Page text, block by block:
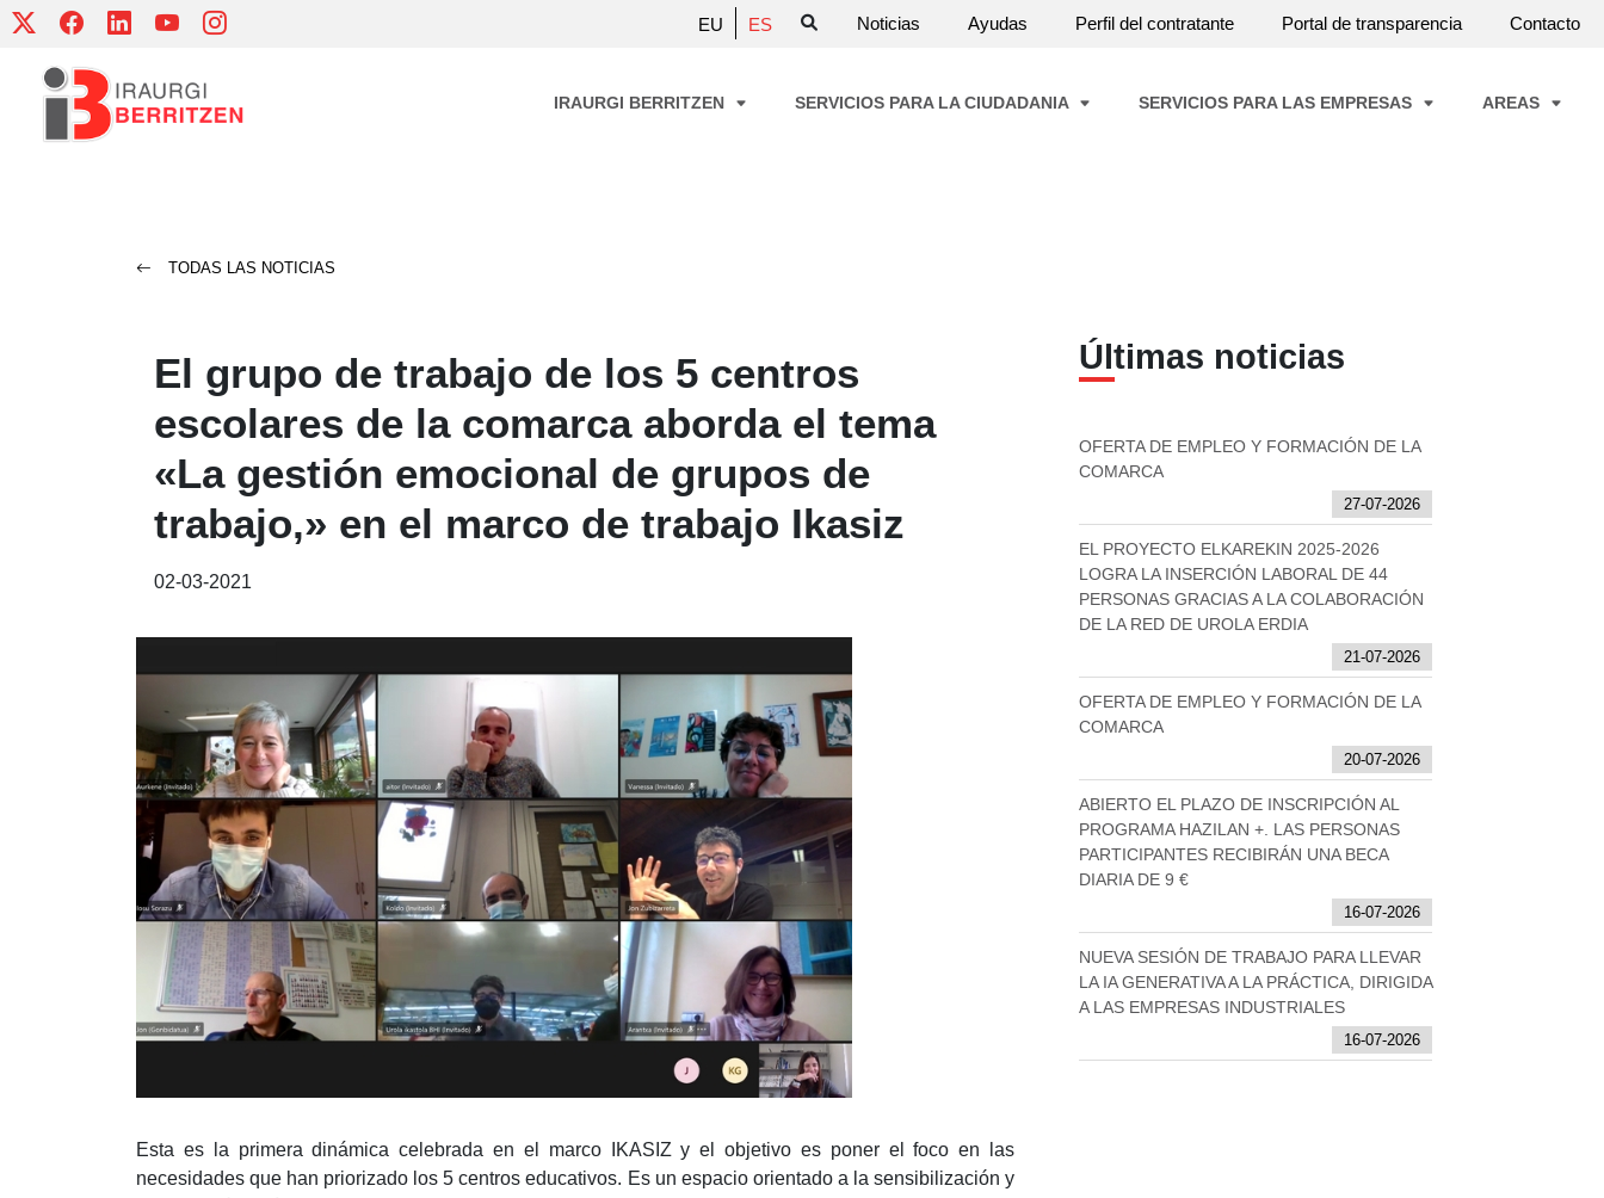
Skip
content
EU ES Noticias Ayudas Perfil del contratante Portal de transparencia Contacto
IRAURGI BERRITZEN SERVICIOS PARA LA CIUDADANIA SERVICIOS PARA LAS EMPRESAS AREAS
TODAS LAS NOTICIAS
El grupo de trabajo de los 5 centros
escolares de la comarca aborda el tema
«La gestión emocional de grupos de
trabajo,» en el marco de trabajo Ikasiz
02-03-2021
Esta es la primera dinámica celebrada en el marco IKASIZ y el objetivo es poner el foco en las
necesidades que han priorizado los 5 centros educativos. Es un espacio orientado a la sensibilización y
Últimas noticias
OFERTA DE EMPLEO Y FORMACIÓN DE LA
COMARCA
27-07-2026
EL PROYECTO ELKAREKIN 2025-2026
LOGRA LA INSERCIÓN LABORAL DE 44
PERSONAS GRACIAS A LA COLABORACIÓN
DE LA RED DE UROLA ERDIA
21-07-2026
OFERTA DE EMPLEO Y FORMACIÓN DE LA
COMARCA
20-07-2026
ABIERTO EL PLAZO DE INSCRIPCIÓN AL
PROGRAMA HAZILAN +. LAS PERSONAS
PARTICIPANTES RECIBIRÁN UNA BECA
DIARIA DE 9 €
16-07-2026
NUEVA SESIÓN DE TRABAJO PARA LLEVAR
LA IA GENERATIVA A LA PRÁCTICA, DIRIGIDA
A LAS EMPRESAS INDUSTRIALES
16-07-2026